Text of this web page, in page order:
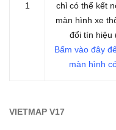
1
chỉ có thể kết
màn hình xe
đổi tín hiệu
Bấm vào đây
màn hình
VIETMAP V17